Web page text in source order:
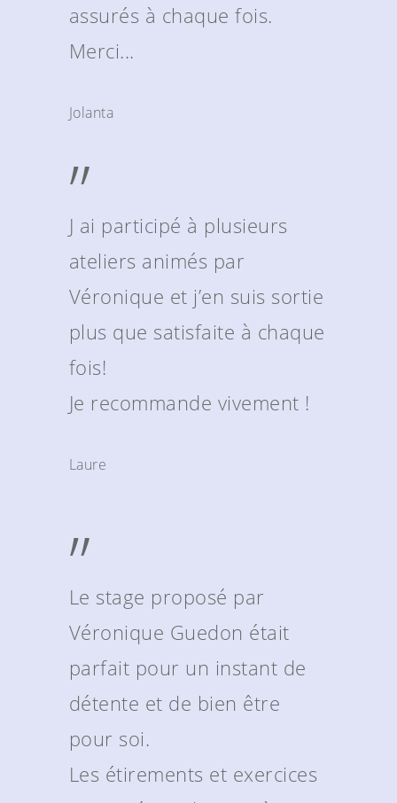
assurés à chaque fois.
Merci...
Jolanta
”
J ai participé à plusieurs
ateliers animés par
Véronique et j’en suis sortie
plus que satisfaite à chaque
fois!
Je recommande vivement !
Laure
”
Le stage proposé par
Véronique Guedon était
parfait pour un instant de
détente et de bien être
pour soi.
Les étirements et exercices